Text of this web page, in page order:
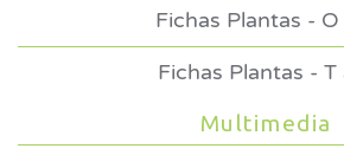
Fichas Plantas - O
Fichas Plantas - T
Multimedia